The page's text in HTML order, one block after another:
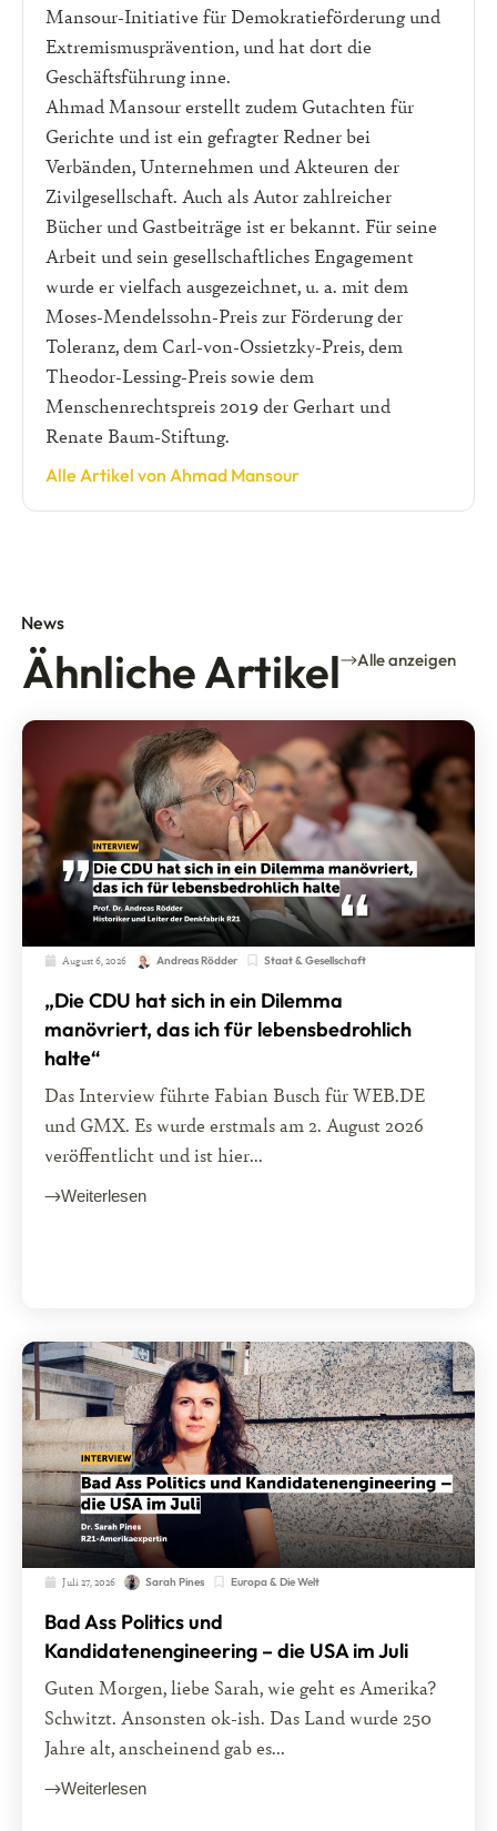
Mansour-Initiative für Demokratieförderung und
Extremismusprävention, und hat dort die
Geschäftsführung inne.
Ahmad Mansour erstellt zudem Gutachten für
Gerichte und ist ein gefragter Redner bei
Verbänden, Unternehmen und Akteuren der
Zivilgesellschaft. Auch als Autor zahlreicher
Bücher und Gastbeiträge ist er bekannt. Für seine
Arbeit und sein gesellschaftliches Engagement
wurde er vielfach ausgezeichnet, u. a. mit dem
Moses-Mendelssohn-Preis zur Förderung der
Toleranz, dem Carl-von-Ossietzky-Preis, dem
Theodor-Lessing-Preis sowie dem
Menschenrechtspreis 2019 der Gerhart und
Renate Baum-Stiftung.
Alle Artikel von Ahmad Mansour
News
Ähnliche Artikel Alle anzeigen
August 6, 2026 Andreas Rödder Staat & Gesellschaft
„Die CDU hat sich in ein Dilemma
manövriert, das ich für lebensbedrohlich
halte“
Das Interview führte Fabian Busch für WEB.DE
und GMX. Es wurde erstmals am 2. August 2026
veröffentlicht und ist hier...
Weiterlesen
Juli 27, 2026 Sarah Pines Europa & Die Welt
Bad Ass Politics und
Kandidatenengineering – die USA im Juli
Guten Morgen, liebe Sarah, wie geht es Amerika?
Schwitzt. Ansonsten ok-ish. Das Land wurde 250
Jahre alt, anscheinend gab es...
Weiterlesen